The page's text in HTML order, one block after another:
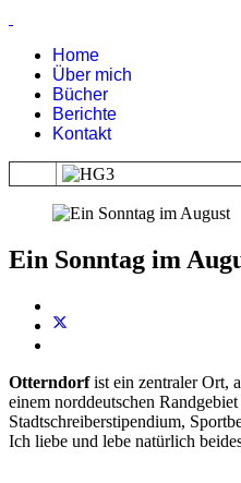
Home
Über mich
Bücher
Berichte
Kontakt
Ein Sonntag im
Otterndorfist ein zentraler Ort,
einem norddeutschen
Stadtschreiberstipendium,
Ich liebe und lebe natürlich